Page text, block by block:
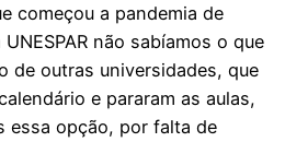
começou a pandemia de
não sabíamos o que
de outras universidades, que
e pararam as aulas,
essa opção, por falta de